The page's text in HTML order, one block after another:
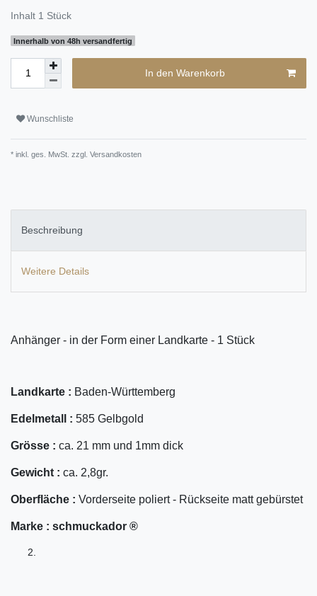
Inhalt 1 Stück
Innerhalb von 48h versandfertig
In den Warenkorb
Wunschliste
* inkl. ges. MwSt. zzgl. Versandkosten
Beschreibung
Weitere Details
Anhänger - in der Form einer Landkarte - 1 Stück
Landkarte : Baden-Württemberg
Edelmetall : 585 Gelbgold
Grösse : ca. 21 mm und 1mm dick
Gewicht : ca. 2,8gr.
Oberfläche : Vorderseite poliert - Rückseite matt gebürstet
Marke : schmuckador ®